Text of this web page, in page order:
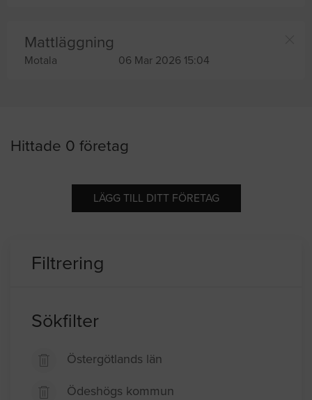
Mattläggning
Motala 06 Mar 2026 15:04
Hittade 0 företag
LÄGG TILL DITT FÖRETAG
Filtrering
Sökfilter
Östergötlands län
Ödeshögs kommun